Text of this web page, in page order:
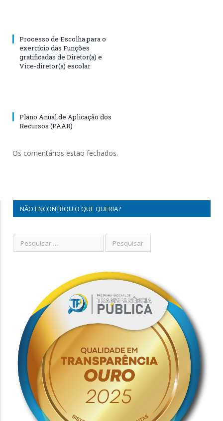
Processo de Escolha para o
exercício das Funções
gratificadas de Diretor(a) e
Vice-diretor(a) escolar
Plano Anual de Aplicação dos
Recursos (PAAR)
Os comentários estão fechados.
NÃO ENCONTROU O QUE QUERIA?